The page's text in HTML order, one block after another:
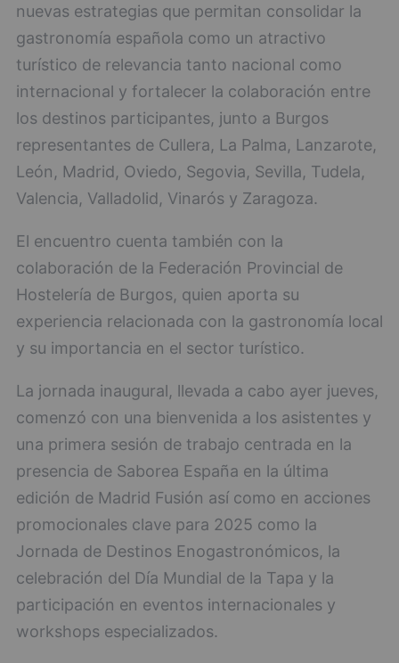
nuevas estrategias que permitan consolidar la
gastronomía española como un atractivo
turístico de relevancia tanto nacional como
internacional y fortalecer la colaboración entre
los destinos participantes, junto a Burgos
representantes de Cullera, La Palma, Lanzarote,
León, Madrid, Oviedo, Segovia, Sevilla, Tudela,
Valencia, Valladolid, Vinarós y Zaragoza.
El encuentro cuenta también con la
colaboración de la Federación Provincial de
Hostelería de Burgos, quien aporta su
experiencia relacionada con la gastronomía local
y su importancia en el sector turístico.
La jornada inaugural, llevada a cabo ayer jueves,
comenzó con una bienvenida a los asistentes y
una primera sesión de trabajo centrada en la
presencia de Saborea España en la última
edición de Madrid Fusión así como en acciones
promocionales clave para 2025 como la
Jornada de Destinos Enogastronómicos, la
celebración del Día Mundial de la Tapa y la
participación en eventos internacionales y
workshops especializados.